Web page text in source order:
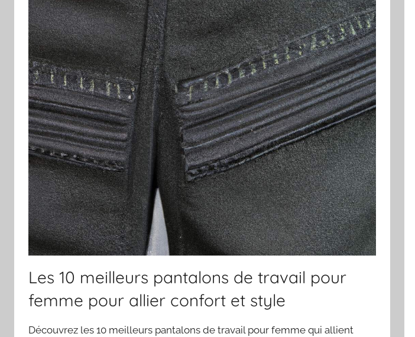
Les 10 meilleurs pantalons de travail pour
femme pour allier confort et style
Découvrez les 10 meilleurs pantalons de travail pour femme qui allient